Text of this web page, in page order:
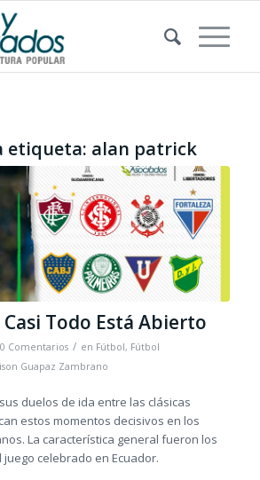
etiqueta: alan patrick
Todo Está Abierto
0 Comentarios / en Fútbol, Fútbol
Guapaz Zambrano
duelos de ida entre las clásicas
estos momentos decisivos en los
La característica general fueron los
celebrado en Ecuador.